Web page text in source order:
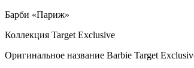
Барби «Париж»
Коллекция Target Exclusive
Оригинальное название Barbie Target